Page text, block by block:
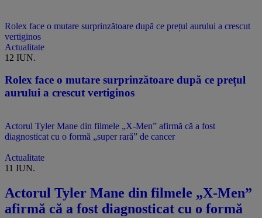
Rolex face o mutare surprinzătoare după ce prețul aurului a crescut
vertiginos
Actualitate
12 IUN.
Rolex face o mutare surprinzătoare după ce prețul
aurului a crescut vertiginos
Actorul Tyler Mane din filmele „X-Men” afirmă că a fost
diagnosticat cu o formă „super rară” de cancer
Actualitate
11 IUN.
Actorul Tyler Mane din filmele „X-Men”
afirmă că a fost diagnosticat cu o formă